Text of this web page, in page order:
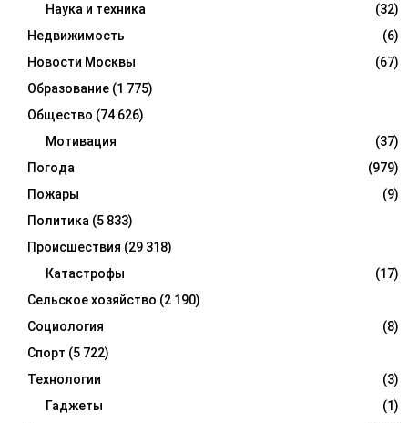
Наука и техника
(32)
Недвижимость
(6)
Новости Москвы
(67)
Образование (1 775)
Общество (74 626)
Мотивация
(37)
Погода
(979)
Пожары
(9)
Политика (5 833)
Происшествия (29 318)
Катастрофы
(17)
Сельское хозяйство (2 190)
Социология
(8)
Спорт (5 722)
Технологии
(3)
Гаджеты
(1)